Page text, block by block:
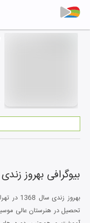
بیوگرافی بهروز زندی
تحصیل در هنرستان عالی